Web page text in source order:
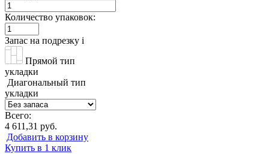
Количество упаковок:
Запас на подрезку i
Прямой тип
укладки
Диагональный тип
укладки
Всего:
4 611,31 руб.
Добавить в корзину
Купить в 1 клик